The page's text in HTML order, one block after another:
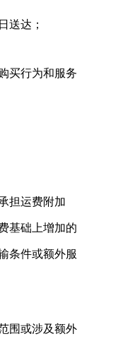
送达；
买行为和服务
担运费附加
基础上增加的
条件或额外服
围或涉及额外